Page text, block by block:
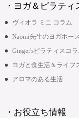
・ヨガ＆ピラティ
ヴィオラ ミニ コラム
Naomi先生のヨガポー
Ginger'sピラティスコラ
ヨガと食生活＆ライフ
アロマのある生活
・お役立ち情報